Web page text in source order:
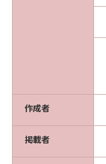
作成者
掲載者